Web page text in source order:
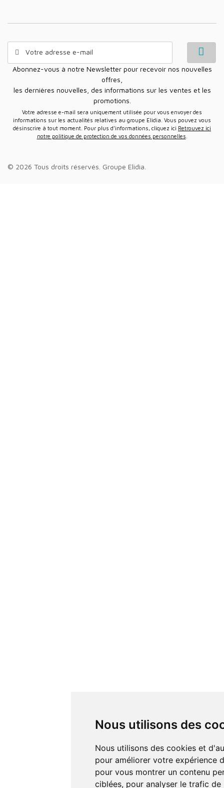
Nous utilisons des
Nous utilisons des cookies et d'autres technologies de suivi
pour améliorer votre expérience
pour vous montrer un contenu
ciblées, pour analyser le trafic
Abonnez-vous à notre Newsletter pour recevoir nos nouvelles
offres,
les dernières nouvelles, des informations sur les ventes et les
promotions.
Votre adresse e-mail sera uniquement utilisée pour vous envoyer des
informations sur les actualités relatives au groupe Elidia. Vous pouvez vous
désinscrire à tout moment. Pour plus d’informations, cliquez ici Retrouvez ici
notre politique de protection de vos données personnelles
© 2026 Tous droits réservés. Groupe Elidia